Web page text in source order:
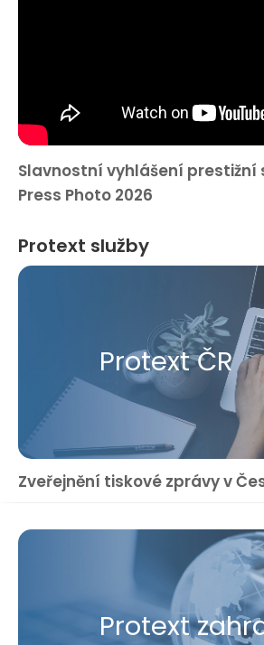
Slavnostní vyhlášení prestižní
Press Photo 2026
Protext služby
Protext ČR
Zveřejnění tiskové zprávy v
Protext